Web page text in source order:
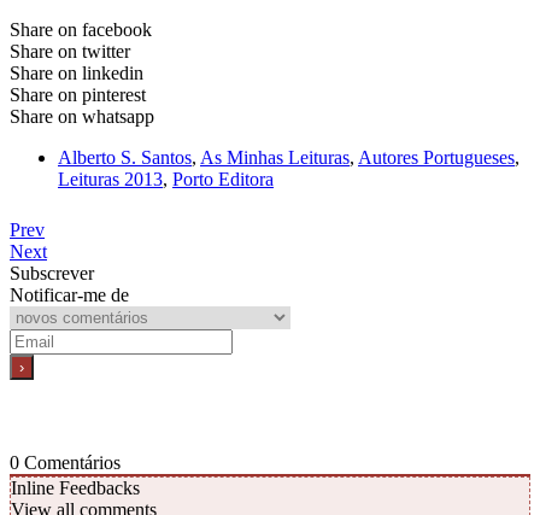
Share on facebook
Share on twitter
Share on linkedin
Share on pinterest
Share on whatsapp
Alberto S. Santos, As Minhas Leituras, Autores Portugueses,
Leituras 2013, Porto Editora
Prev
Next
Subscrever
Notificar-me de
0 Comentários
Inline Feedbacks
View all comments